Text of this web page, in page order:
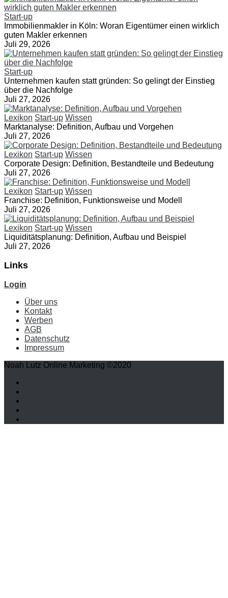
Start-up
Immobilienmakler in Köln: Woran Eigentümer einen wirklich
guten Makler erkennen
Juli 29, 2026
Start-up
Unternehmen kaufen statt gründen: So gelingt der Einstieg
über die Nachfolge
Juli 27, 2026
Lexikon Start-up Wissen
Marktanalyse: Definition, Aufbau und Vorgehen
Juli 27, 2026
Lexikon Start-up Wissen
Corporate Design: Definition, Bestandteile und Bedeutung
Juli 27, 2026
Lexikon Start-up Wissen
Franchise: Definition, Funktionsweise und Modell
Juli 27, 2026
Lexikon Start-up Wissen
Liquiditätsplanung: Definition, Aufbau und Beispiel
Juli 27, 2026
Links
Login
Über uns
Kontakt
Werben
AGB
Datenschutz
Impressum
Noah Lutz Online Marketing ©2020